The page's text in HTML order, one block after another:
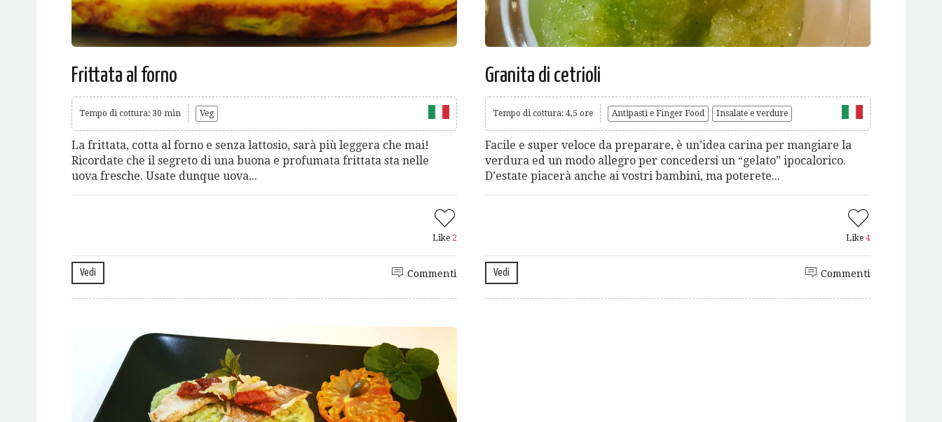
Frittata al forno
Tempo di cottura: 30 min Veg
La frittata, cotta al forno e senza lattosio, sarà più leggera che mai!
Ricordate che il segreto di una buona e profumata frittata sta nelle
uova fresche. Usate dunque uova...
Like 2
Vedi Commenti
Granita di cetrioli
Tempo di cottura: 4,5 ore Antipasti e Finger Food Insalate e verdure
Facile e super veloce da preparare, è un’idea carina per mangiare la
verdura ed un modo allegro per concedersi un “gelato” ipocalorico.
D’estate piacerà anche ai vostri bambini, ma poterete...
Like 4
Vedi Commenti